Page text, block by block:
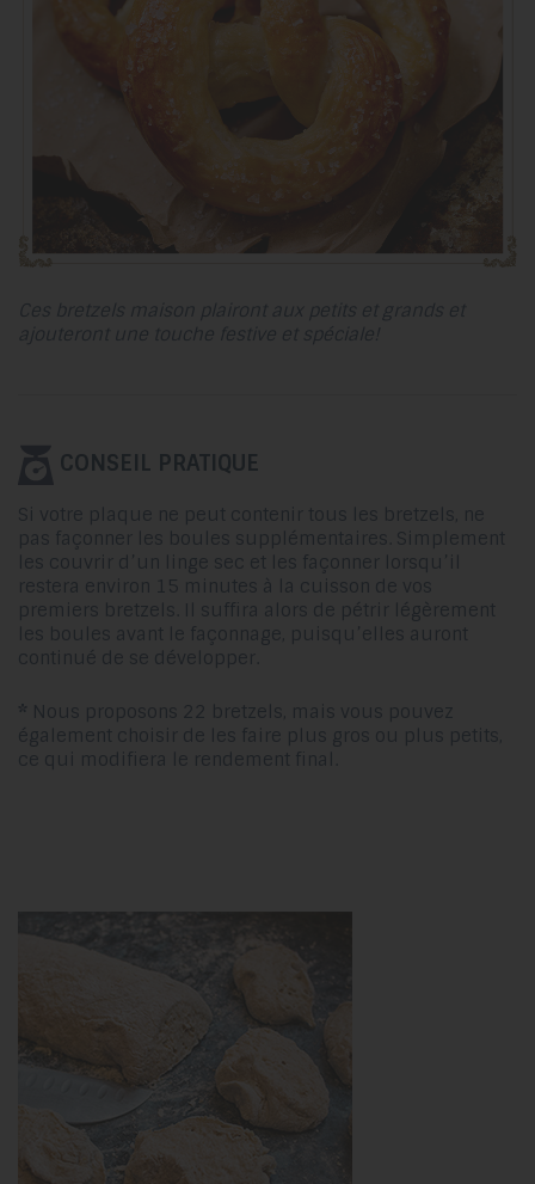
Ces bretzels maison plairont aux petits et grands et
ajouteront une touche festive et spéciale!
CONSEIL PRATIQUE
Si votre plaque ne peut contenir tous les bretzels, ne
pas façonner les boules supplémentaires. Simplement
les couvrir d’un linge sec et les façonner lorsqu’il
restera environ 15 minutes à la cuisson de vos
premiers bretzels. Il suffira alors de pétrir légèrement
les boules avant le façonnage, puisqu’elles auront
continué de se développer.
* Nous proposons 22 bretzels, mais vous pouvez
également choisir de les faire plus gros ou plus petits,
ce qui modifiera le rendement final.